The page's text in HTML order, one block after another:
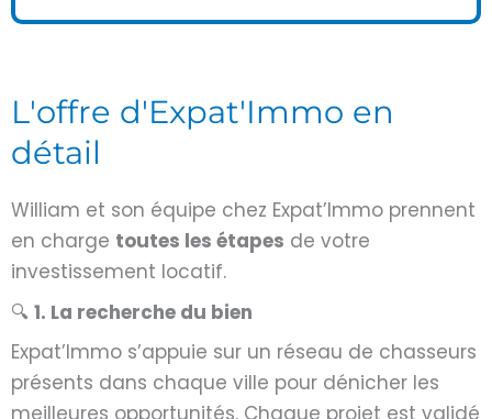
L'offre d'Expat'Immo en
détail
William et son équipe chez Expat’Immo prennent
en charge toutes les étapes de votre
investissement locatif.
🔍 1. La recherche du bien
Expat’Immo s’appuie sur un réseau de chasseurs
présents dans chaque ville pour dénicher les